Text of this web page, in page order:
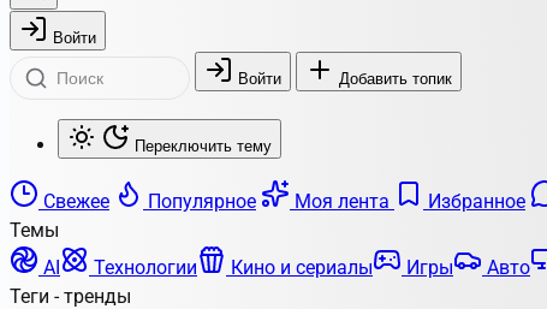
Войти
Войти Добавить топик
Переключить тему
Свежее Популярное Моя лента Избранное
Темы
AI
Технологии Кино и сериалы Игры Авто
Теги - тренды